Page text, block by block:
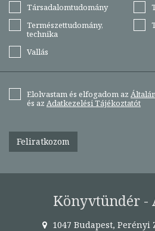
Társadalomtudomány
Természettudomány,
technika
Vallás
Elolvastam és elfogadom az
és az Adatkezelési Tájékoztatót
Feliratkozom
Könyvtündér -
1047 Budapest, Perényi